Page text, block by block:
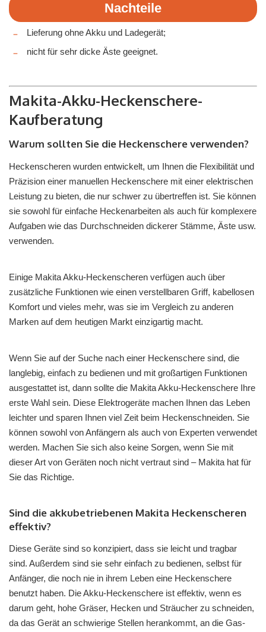
Nachteile
Lieferung ohne Akku und Ladegerät;
nicht für sehr dicke Äste geeignet.
Makita-Akku-Heckenschere-
Kaufberatung
Warum sollten Sie die Heckenschere verwenden?
Heckenscheren wurden entwickelt, um Ihnen die Flexibilität und
Präzision einer manuellen Heckenschere mit einer elektrischen
Leistung zu bieten, die nur schwer zu übertreffen ist. Sie können
sie sowohl für einfache Heckenarbeiten als auch für komplexere
Aufgaben wie das Durchschneiden dickerer Stämme, Äste usw.
verwenden.
Einige Makita Akku-Heckenscheren verfügen auch über
zusätzliche Funktionen wie einen verstellbaren Griff, kabellosen
Komfort und vieles mehr, was sie im Vergleich zu anderen
Marken auf dem heutigen Markt einzigartig macht.
Wenn Sie auf der Suche nach einer Heckenschere sind, die
langlebig, einfach zu bedienen und mit großartigen Funktionen
ausgestattet ist, dann sollte die Makita Akku-Heckenschere Ihre
erste Wahl sein. Diese Elektrogeräte machen Ihnen das Leben
leichter und sparen Ihnen viel Zeit beim Heckenschneiden. Sie
können sowohl von Anfängern als auch von Experten verwendet
werden. Machen Sie sich also keine Sorgen, wenn Sie mit
dieser Art von Geräten noch nicht vertraut sind – Makita hat für
Sie das Richtige.
Sind die akkubetriebenen Makita Heckenscheren
effektiv?
Diese Geräte sind so konzipiert, dass sie leicht und tragbar
sind. Außerdem sind sie sehr einfach zu bedienen, selbst für
Anfänger, die noch nie in ihrem Leben eine Heckenschere
benutzt haben. Die Akku-Heckenschere ist effektiv, wenn es
darum geht, hohe Gräser, Hecken und Sträucher zu schneiden,
da das Gerät an schwierige Stellen herankommt, an die Gas-